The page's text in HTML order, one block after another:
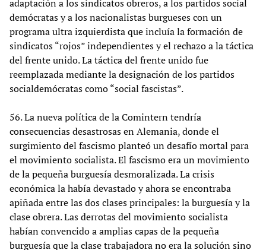
adaptación a los sindicatos obreros, a los partidos social
demócratas y a los nacionalistas burgueses con un
programa ultra izquierdista que incluía la formación de
sindicatos “rojos” independientes y el rechazo a la táctica
del frente unido. La táctica del frente unido fue
reemplazada mediante la designación de los partidos
socialdemócratas como “social fascistas”.
56. La nueva política de la Comintern tendría
consecuencias desastrosas en Alemania, donde el
surgimiento del fascismo planteó un desafío mortal para
el movimiento socialista. El fascismo era un movimiento
de la pequeña burguesía desmoralizada. La crisis
económica la había devastado y ahora se encontraba
apiñada entre las dos clases principales: la burguesía y la
clase obrera. Las derrotas del movimiento socialista
habían convencido a amplias capas de la pequeña
burguesía que la clase trabajadora no era la solución sino